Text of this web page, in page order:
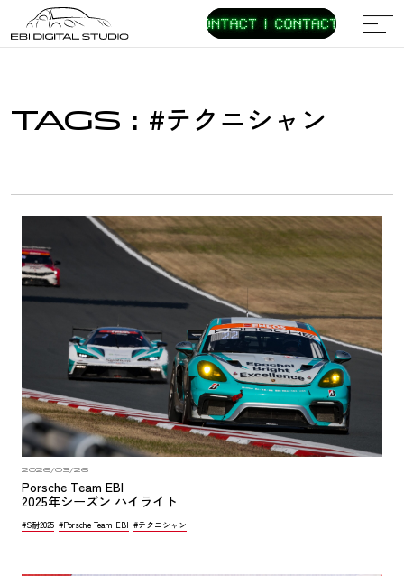
CONTENTS
LOVE PORSCHE
SPECIAL EXPERIENCE
NEWS
EBI GROUP
TEAM EBI DIGITAL STUDIO
TAGS : #テクニシャン
2026/03/26
Porsche Team EBI
2025年シーズン ハイライト
#S耐2025 #Porsche Team EBI #テクニシャン